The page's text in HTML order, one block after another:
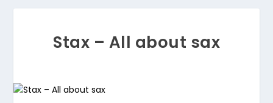
Stax – All about sax